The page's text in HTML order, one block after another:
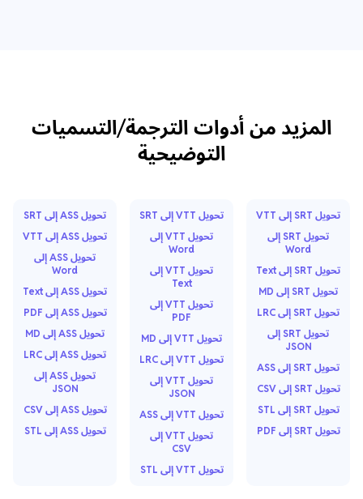
المزيد من أدوات الترجمة/التسميات
التوضيحية
تحويل SRT إلى VTT
تحويل SRT إلى
Word
تحويل SRT إلى Text
تحويل SRT إلى MD
تحويل SRT إلى LRC
تحويل SRT إلى
JSON
تحويل SRT إلى ASS
تحويل SRT إلى CSV
تحويل SRT إلى STL
تحويل SRT إلى PDF
تحويل VTT إلى SRT
تحويل VTT إلى
Word
تحويل VTT إلى
Text
تحويل VTT إلى
PDF
تحويل VTT إلى MD
تحويل VTT إلى LRC
تحويل VTT إلى
JSON
تحويل VTT إلى ASS
تحويل VTT إلى
CSV
تحويل VTT إلى STL
تحويل ASS إلى SRT
تحويل ASS إلى VTT
تحويل ASS إلى
Word
تحويل ASS إلى Text
تحويل ASS إلى PDF
تحويل ASS إلى MD
تحويل ASS إلى LRC
تحويل ASS إلى
JSON
تحويل ASS إلى CSV
تحويل ASS إلى STL